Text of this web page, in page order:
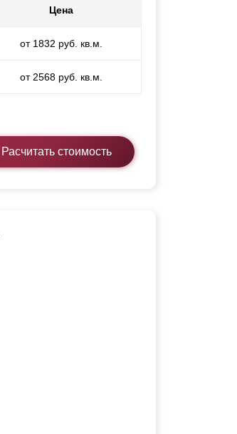
Цена
от 1832 руб. кв.м.
от 2568 руб. кв.м.
Расчитать стоимость